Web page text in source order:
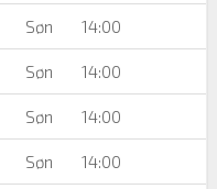
Søn 14:00
Søn 14:00
Søn 14:00
Søn 14:00